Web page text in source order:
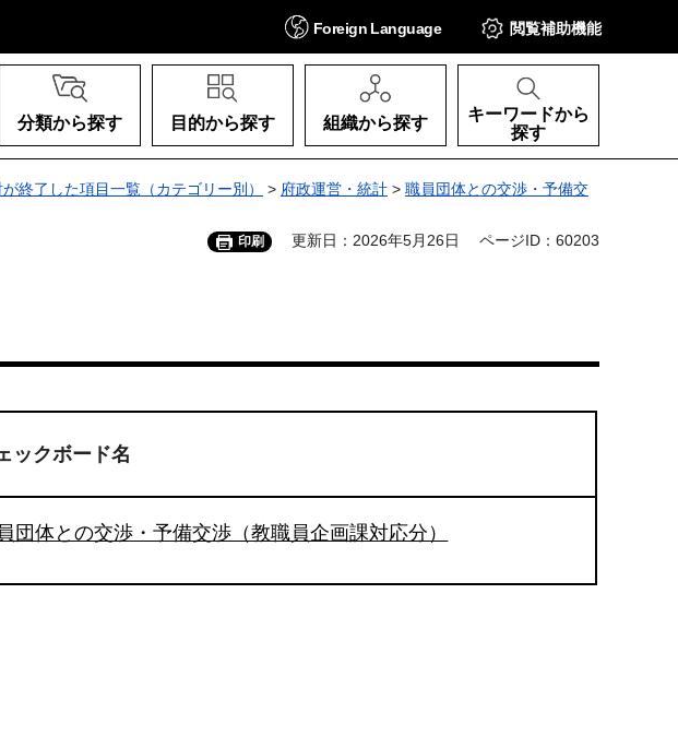
Foreign Language 閲覧補助機能
分類から探す 目的から探す 組織から探す
キーワードから
探す
終了した項目一覧（カテゴリー別） > 府政運営・統計 > 職員団体との交渉・予備交
印刷 更新日：2026年5月26日 ページID：60203
ックボード名
団体との交渉・予備交渉（教職員企画課対応分）